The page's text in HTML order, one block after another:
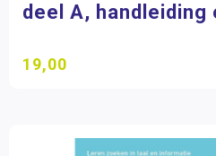
deel A, handleiding
19,00